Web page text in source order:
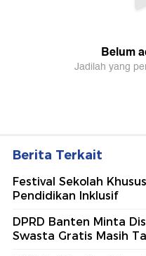
Berita Terkait
Festival Sekolah
Pendidikan Inklusif
DPRD Banten Minta
Swasta Gratis Masih